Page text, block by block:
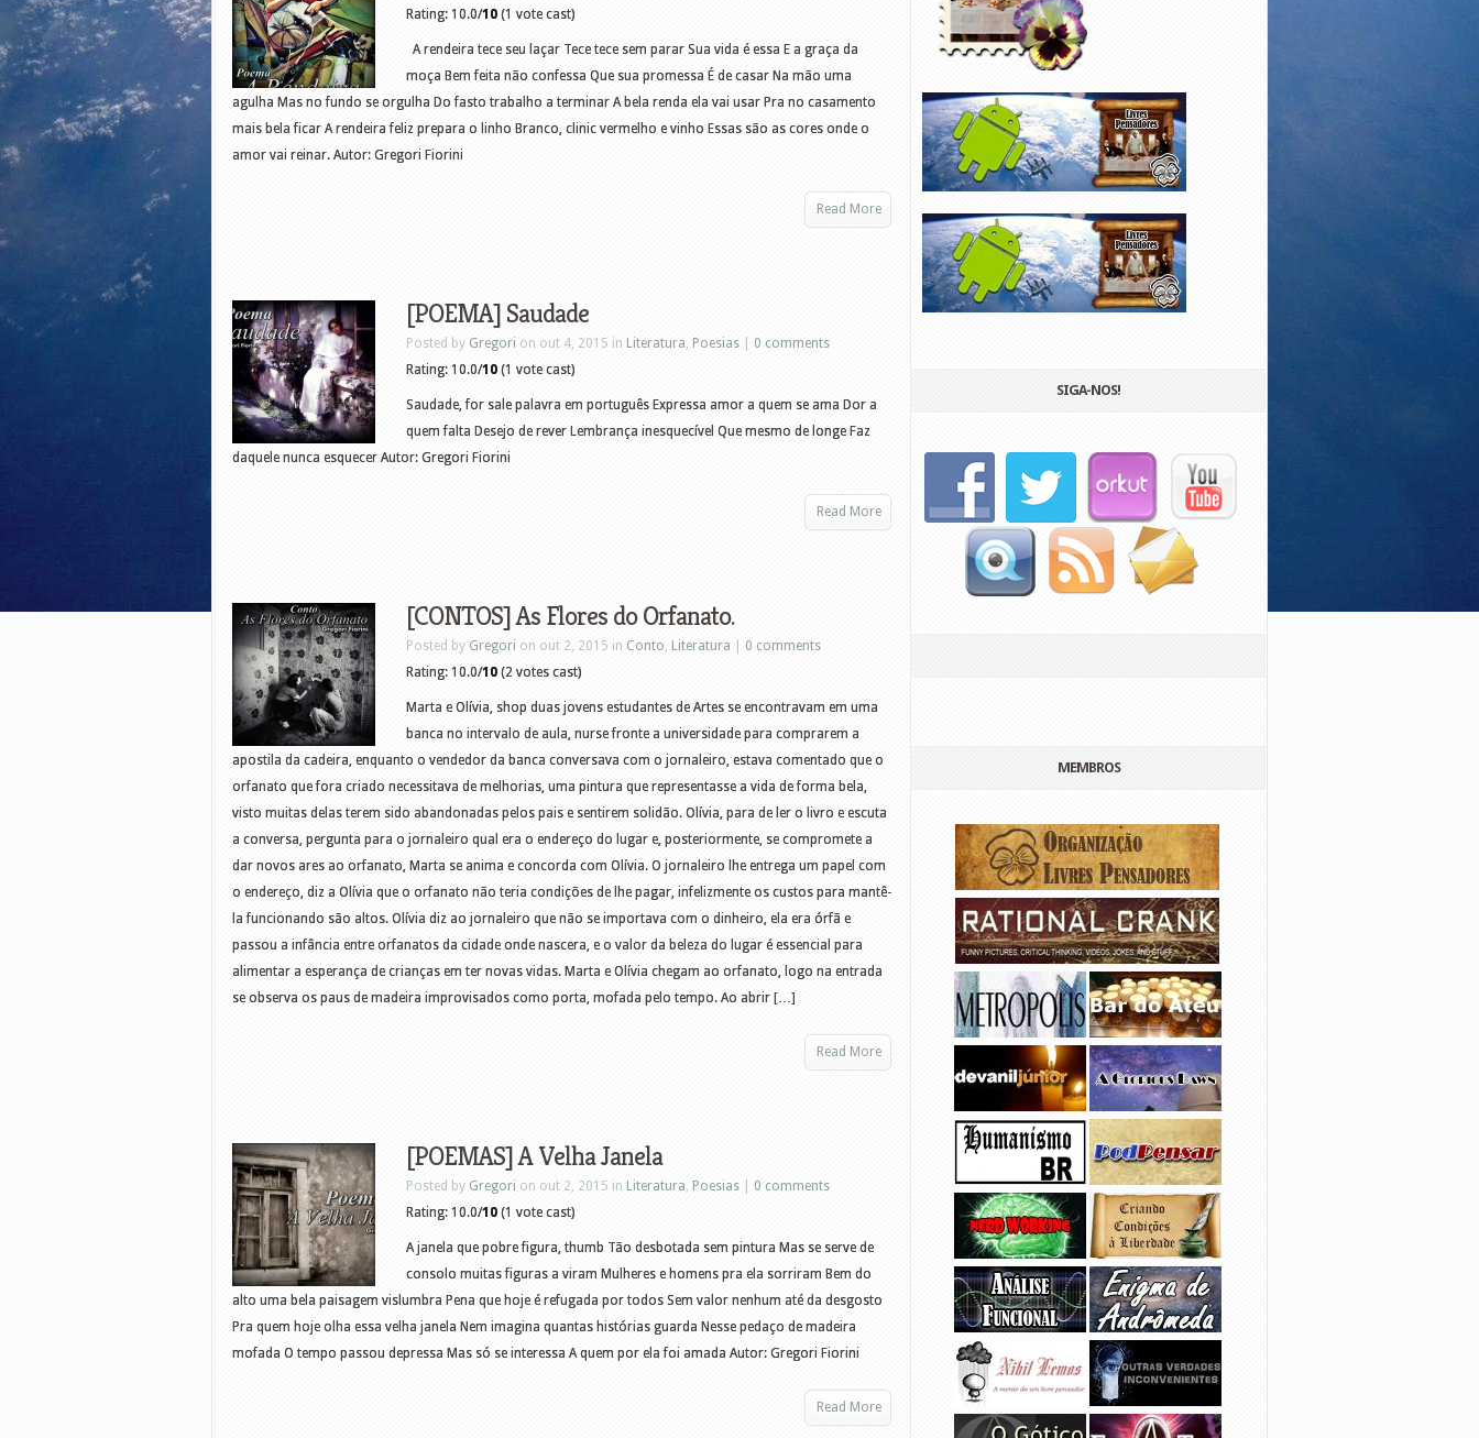
Rating: 10.0/10 (1 vote cast)
A rendeira tece seu laçar Tece tece sem parar Sua vida é essa E a graça da
moça Bem feita não confessa Que sua promessa É de casar Na mão uma
agulha Mas no fundo se orgulha Do fasto trabalho a terminar A bela renda ela vai usar Pra no casamento
mais bela ficar A rendeira feliz prepara o linho Branco, clinic vermelho e vinho Essas são as cores onde o
amor vai reinar. Autor: Gregori Fiorini
Read More
[POEMA] Saudade
Posted by Gregori on out 4, 2015 in Literatura, Poesias
0 comments
Rating: 10.0/10 (1 vote cast)
Saudade, for sale palavra em português Expressa amor a quem se ama Dor a
quem falta Desejo de rever Lembrança inesquecível Que mesmo de longe Faz
daquele nunca esquecer Autor: Gregori Fiorini
Read More
[CONTOS] As Flores do Orfanato.
Posted by Gregori on out 2, 2015 in Conto, Literatura
0 comments
Rating: 10.0/10 (2 votes cast)
Marta e Olívia, shop duas jovens estudantes de Artes se encontravam em uma
banca no intervalo de aula, nurse fronte a universidade para comprarem a
apostila da cadeira, enquanto o vendedor da banca conversava com o jornaleiro, estava comentado que o
orfanato que fora criado necessitava de melhorias, uma pintura que representasse a vida de forma bela,
visto muitas delas terem sido abandonadas pelos pais e sentirem solidão. Olívia, para de ler o livro e escuta
a conversa, pergunta para o jornaleiro qual era o endereço do lugar e, posteriormente, se compromete a
dar novos ares ao orfanato, Marta se anima e concorda com Olívia. O jornaleiro lhe entrega um papel com
o endereço, diz a Olívia que o orfanato não teria condições de lhe pagar, infelizmente os custos para mantê-
la funcionando são altos. Olívia diz ao jornaleiro que não se importava com o dinheiro, ela era órfã e
passou a infância entre orfanatos da cidade onde nascera, e o valor da beleza do lugar é essencial para
alimentar a esperança de crianças em ter novas vidas. Marta e Olívia chegam ao orfanato, logo na entrada
se observa os paus de madeira improvisados como porta, mofada pelo tempo. Ao abrir […]
Read More
[POEMAS] A Velha Janela
Posted by Gregori on out 2, 2015 in Literatura, Poesias
0 comments
Rating: 10.0/10 (1 vote cast)
A janela que pobre figura, thumb Tão desbotada sem pintura Mas se serve de
consolo muitas figuras a viram Mulheres e homens pra ela sorriram Bem do
alto uma bela paisagem vislumbra Pena que hoje é refugada por todos Sem valor nenhum até da desgosto
Pra quem hoje olha essa velha janela Nem imagina quantas histórias guarda Nesse pedaço de madeira
mofada O tempo passou depressa Mas só se interessa A quem por ela foi amada Autor: Gregori Fiorini
Read More
SIGA-NOS!
MEMBROS